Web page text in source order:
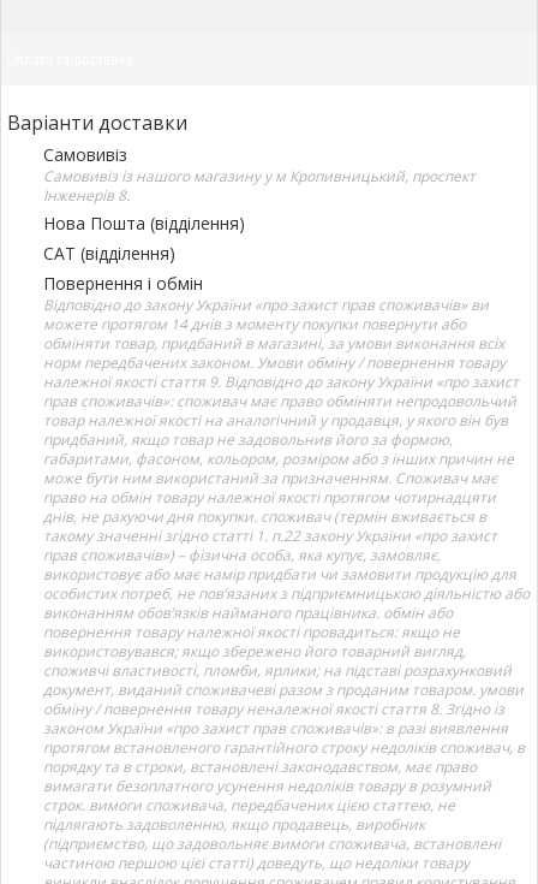
Варіанти доставки
Самовивіз
Самовивіз із нашого магазину у м Кропивницький, проспект
Інженерів 8.
Нова Пошта (відділення)
САТ (відділення)
Повернення і обмін
Відповідно до закону України «про захист прав споживачів» ви
можете протягом 14 днів з моменту покупки повернути або
обміняти товар, придбаний в магазині, за умови виконання всіх
норм передбачених законом. Умови обміну / повернення товару
належної якості стаття 9. Відповідно до закону України «про захист
прав споживачів»: споживач має право обміняти непродовольчий
товар належної якості на аналогічний у продавця, у якого він був
придбаний, якщо товар не задовольнив його за формою,
габаритами, фасоном, кольором, розміром або з інших причин не
може бути ним використаний за призначенням. Споживач має
право на обмін товару належної якості протягом чотирнадцяти
днів, не рахуючи дня покупки. споживач (термін вживається в
такому значенні згідно статті 1. п.22 закону України «про захист
прав споживачів») – фізична особа, яка купує, замовляє,
використовує або має намір придбати чи замовити продукцію для
особистих потреб, не пов’язаних з підприємницькою діяльністю або
виконанням обов’язків найманого працівника. обмін або
повернення товару належної якості провадиться: якщо не
використовувався; якщо збережено його товарний вигляд,
споживчі властивості, пломби, ярлики; на підставі розрахунковий
документ, виданий споживачеві разом з проданим товаром. умови
обміну / повернення товару неналежної якості стаття 8. Згідно із
законом України «про захист прав споживачів»: в разі виявлення
протягом встановленого гарантійного строку недоліків споживач, в
порядку та в строки, встановлені законодавством, має право
вимагати безоплатного усунення недоліків товару в розумний
строк. вимоги споживача, передбачених цією статтею, не
підлягають задоволенню, якщо продавець, виробник
(підприємство, що задовольняє вимоги споживача, встановлені
частиною першою цієї статті) доведуть, що недоліки товару